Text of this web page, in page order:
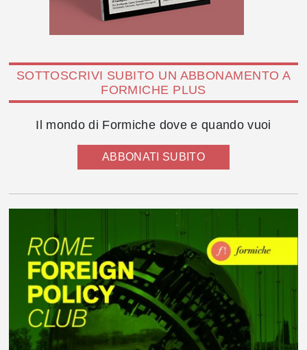
SOTTOSCRIVI SUBITO UN ABBONAMENTO A
FORMICHE PLUS
Il mondo di Formiche dove e quando vuoi
ABBONATI SUBITO